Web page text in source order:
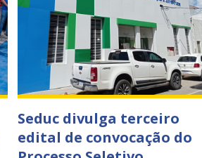
Seduc divulga terceiro
edital de convocação do